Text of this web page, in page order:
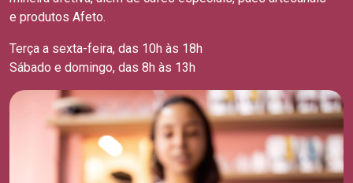
e produtos Afeto.
Terça a sexta-feira, das 10h às 18h
Sábado e domingo, das 8h às 13h